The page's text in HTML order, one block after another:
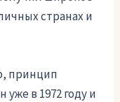
странах и
принцип
в 1972 году и